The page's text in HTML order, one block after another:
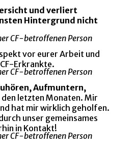
und verliert
Hintergrund nicht
CF-betroffenen Person
vor eurer Arbeit und
Erkrankte.
CF-betroffenen Person
Aufmuntern,
den letzten Monaten. Mir
hat mir wirklich geholfen.
unser gemeinsames
in Kontakt!
CF-betroffenen Person